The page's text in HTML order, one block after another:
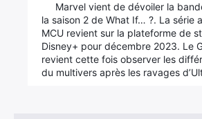
Marvel vient de dévoiler la
la saison 2 de What If… ?. La série
MCU revient sur la plateforme de
Disney+ pour décembre 2023. Le
revient cette fois observer les
du multivers après les ravages